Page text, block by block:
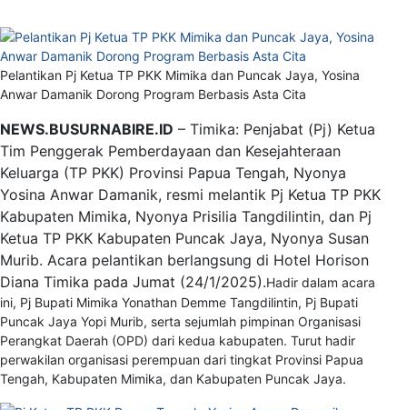
Pelantikan Pj Ketua TP PKK Mimika dan Puncak Jaya, Yosina
Anwar Damanik Dorong Program Berbasis Asta Cita
NEWS.BUSURNABIRE.ID – Timika: Penjabat (Pj) Ketua
Tim Penggerak Pemberdayaan dan Kesejahteraan
Keluarga (TP PKK) Provinsi Papua Tengah, Nyonya
Yosina Anwar Damanik, resmi melantik Pj Ketua TP PKK
Kabupaten Mimika, Nyonya Prisilia Tangdilintin, dan Pj
Ketua TP PKK Kabupaten Puncak Jaya, Nyonya Susan
Murib. Acara pelantikan berlangsung di Hotel Horison
Diana Timika pada Jumat (24/1/2025).Hadir dalam acara
ini, Pj Bupati Mimika Yonathan Demme Tangdilintin, Pj Bupati
Puncak Jaya Yopi Murib, serta sejumlah pimpinan Organisasi
Perangkat Daerah (OPD) dari kedua kabupaten. Turut hadir
perwakilan organisasi perempuan dari tingkat Provinsi Papua
Tengah, Kabupaten Mimika, dan Kabupaten Puncak Jaya.